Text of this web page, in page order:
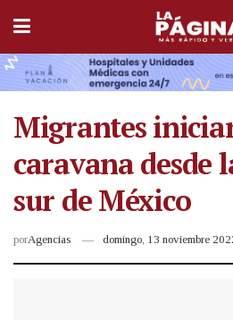
Migrantes
caravana desde
sur de México
porAgencias domingo, 13 noviembre